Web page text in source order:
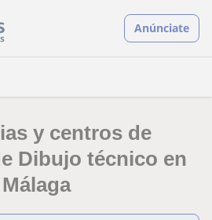
Anúnciate
y centros de
Dibujo técnico en
Málaga